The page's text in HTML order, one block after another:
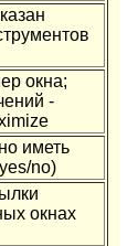
окна;
-
иметь
no)
окнах